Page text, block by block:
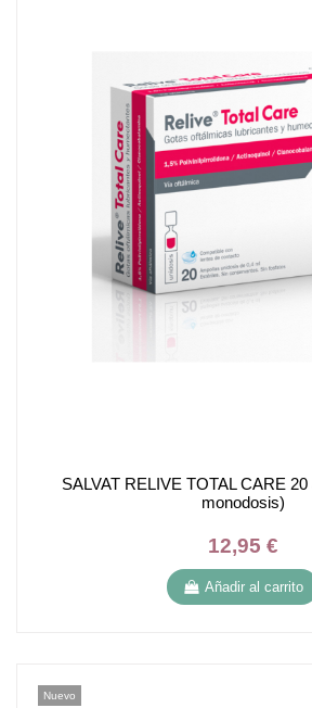
SALVAT RELIVE TOTAL CARE
monodosis)
12,95 €
Añadir al carrito
Nuevo